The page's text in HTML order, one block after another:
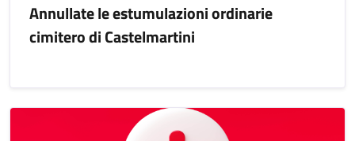
Annullate le estumulazioni ordinarie
cimitero di Castelmartini